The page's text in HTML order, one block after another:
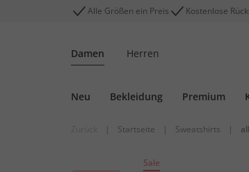
Alle Größen ein Preis Kostenlose
Damen Herren
Neu Bekleidung Premium
| Startseite | Sweatshirts |
Sale